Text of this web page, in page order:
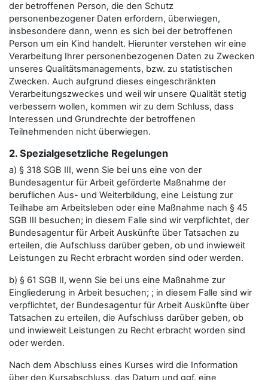
der betroffenen Person, die den Schutz
personenbezogener Daten erfordern, überwiegen,
insbesondere dann, wenn es sich bei der betroffenen
Person um ein Kind handelt. Hierunter verstehen wir eine
Verarbeitung Ihrer personenbezogenen Daten zu Zwecken
unseres Qualitätsmanagements, bzw. zu statistischen
Zwecken. Auch aufgrund dieses eingeschränkten
Verarbeitungszweckes und weil wir unsere Qualität stetig
verbessern wollen, kommen wir zu dem Schluss, dass
Interessen und Grundrechte der betroffenen
Teilnehmenden nicht überwiegen.
2. Spezialgesetzliche Regelungen
a) § 318 SGB III, wenn Sie bei uns eine von der
Bundesagentur für Arbeit geförderte Maßnahme der
beruflichen Aus- und Weiterbildung, eine Leistung zur
Teilhabe am Arbeitsleben oder eine Maßnahme nach § 45
SGB III besuchen; in diesem Falle sind wir verpflichtet, der
Bundesagentur für Arbeit Auskünfte über Tatsachen zu
erteilen, die Aufschluss darüber geben, ob und inwieweit
Leistungen zu Recht erbracht worden sind oder werden.
b) § 61 SGB II, wenn Sie bei uns eine Maßnahme zur
Eingliederung in Arbeit besuchen; ; in diesem Falle sind wir
verpflichtet, der Bundesagentur für Arbeit Auskünfte über
Tatsachen zu erteilen, die Aufschluss darüber geben, ob
und inwieweit Leistungen zu Recht erbracht worden sind
oder werden.
Nach dem Abschluss eines Kurses wird die Information
über den Kursabschluss, das Datum und ggf. eine